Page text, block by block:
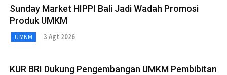
Sunday Market HIPPI Bali Jadi Wadah Promosi
Produk UMKM
UMKM 3 Agt 2026
KUR BRI Dukung Pengembangan UMKM Pembibitan